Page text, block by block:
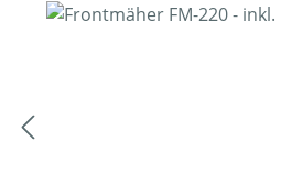
Bildergalerie überspringen